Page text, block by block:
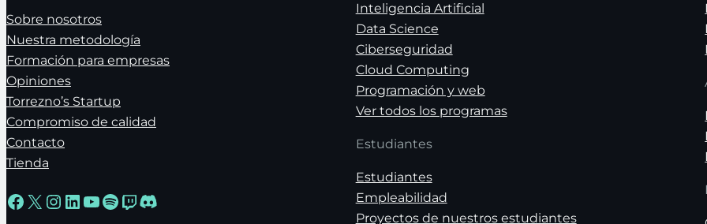
Sobre nosotros
Nuestra metodología
Formación para empresas
Opiniones
Torrezno’s Startup
Compromiso de calidad
Contacto
Tienda
Facebook
X Instagram
LinkedIn
YouTube
Spotify
Twitch
Discord
Inteligencia Artificial
Data Science
Ciberseguridad
Cloud Computing
Programación y web
Ver todos los programas
Estudiantes
Estudiantes
Empleabilidad
Proyectos de nuestros estudiantes